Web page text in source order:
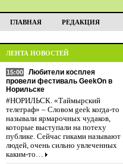
ГЛАВНАЯ РЕДАКЦИЯ
ЛЕНТА НОВОСТЕЙ
15:00
Любители косплея
провели фестиваль GeekOn в
Норильске
#НОРИЛЬСК. «Таймырский
телеграф» – Словом geek когда-то
называли ярмарочных чудаков,
которые выступали на потеху
публике. Сейчас гиками называют
людей, очень сильно увлеченных
каким-то…